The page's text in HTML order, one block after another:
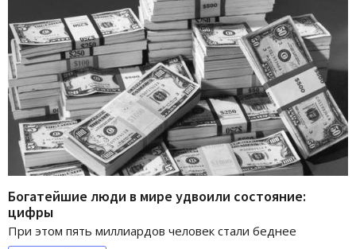
Богатейшие люди в мире удвоили состояние:
цифры
При этом пять миллиардов человек стали беднее